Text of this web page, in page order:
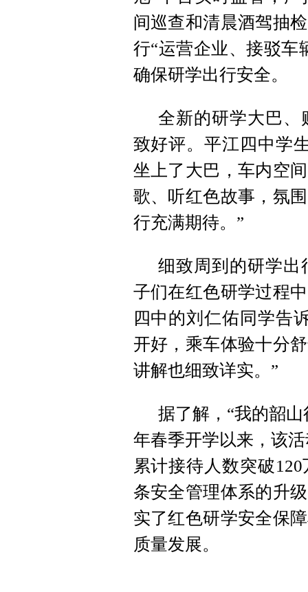
间巡查和清晨酒驾抽
行“运营企业、接驳车
确保研学出行安全。
全新的研学大巴、
致好评。平江四中学
坐上了大巴，车内空
歌、听红色故事，氛
行充满期待。”
细致周到的研学出
子们在红色研学过程
四中的刘仁佑同学告
开好，乘车体验十分
讲解也细致详实。”
据了解，“我的韶
年春季开学以来，该
累计接待人数突破
条安全管理体系的升
实了红色研学安全保
质量发展。